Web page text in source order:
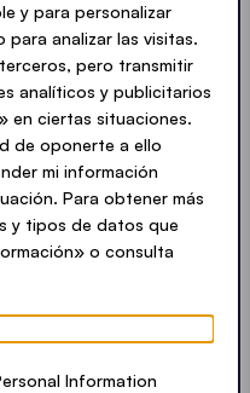
-
y para personalizar
analizar las visitas.
pero transmitir
analíticos y publicitarios
en ciertas situaciones.
de oponerte a ello
mi información
Para obtener más
y tipos de datos que
o consulta
Information